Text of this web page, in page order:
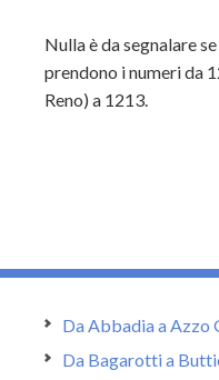
Nulla è da segnalare
prendono i numeri da
Reno) a 1213.
Da Abbadia a Azzo
Da Bagarotti a